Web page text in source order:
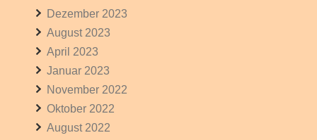
Dezember 2023
August 2023
April 2023
Januar 2023
November 2022
Oktober 2022
August 2022